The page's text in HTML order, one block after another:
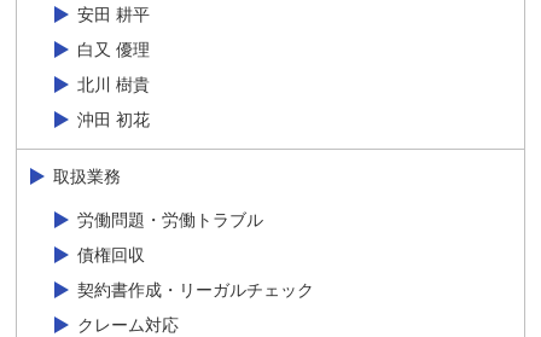
安田 耕平
白又 優理
北川 樹貴
沖田 初花
取扱業務
労働問題・労働トラブル
債権回収
契約書作成・リーガルチェック
クレーム対応